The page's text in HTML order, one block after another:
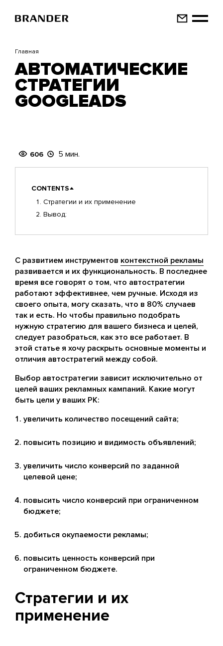
основному
Главная
АВТОМАТИЧЕСКИЕ
СТРАТЕГИИ
GOOGLEADS
606 5 мин.
CONTENTS
Стратегии и их применение
Вывод:
С развитием инструментов контекстной рекламы
развивается и их функциональность. В последнее
время все говорят о том, что автостратегии
работают эффективнее, чем ручные. Исходя из
своего опыта, могу сказать, что в 80% случаев
так и есть. Но чтобы правильно подобрать
нужную стратегию для вашего бизнеса и целей,
следует разобраться, как это все работает. В
этой статье я хочу раскрыть основные моменты и
отличия автостратегий между собой.
Выбор автостратегии зависит исключительно от
целей ваших рекламных кампаний. Какие могут
быть цели у ваших РК:
увеличить количество посещений сайта;
повысить позицию и видимость объявлений;
увеличить число конверсий по заданной
целевой цене;
повысить число конверсий при ограниченном
бюджете;
добиться окупаемости рекламы;
повысить ценность конверсий при
ограниченном бюджете.
Стратегии и их
применение